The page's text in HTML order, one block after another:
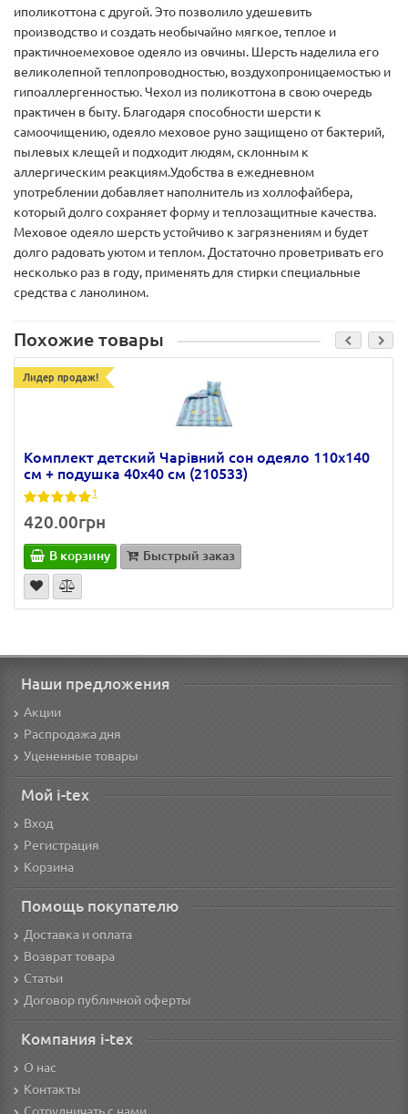
иполикоттона с другой. Это позволило удешевить
производство и создать необычайно мягкое, теплое и
практичноемеховое одеяло из овчины. Шерсть наделила его
великолепной теплопроводностью, воздухопроницаемостью и
гипоаллергенностью. Чехол из поликоттона в свою очередь
практичен в быту. Благодаря способности шерсти к
самоочищению, одеяло меховое руно защищено от бактерий,
пылевых клещей и подходит людям, склонным к
аллергическим реакциям.Удобства в ежедневном
употреблении добавляет наполнитель из холлофайбера,
который долго сохраняет форму и теплозащитные качества.
Меховое одеяло шерсть устойчиво к загрязнениям и будет
долго радовать уютом и теплом. Достаточно проветривать его
несколько раз в году, применять для стирки специальные
средства с ланолином.
Похожие товары
Лидер продаж!
Комплект детский Чарівний сон одеяло 110х140
см + подушка 40х40 см (210533)
1
420.00грн
В корзину Быстрый заказ
Наши предложения
Акции
Распродажа дня
Уцененные товары
Мой i-tex
Вход
Регистрация
Корзина
Помощь покупателю
Доставка и оплата
Возврат товара
Статьи
Договор публичной оферты
Компания i-tex
О нас
Контакты